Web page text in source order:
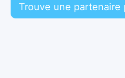
Trouve une partenaire